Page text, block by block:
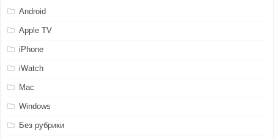
Android
Apple TV
iPhone
iWatch
Mac
Windows
Без рубрики